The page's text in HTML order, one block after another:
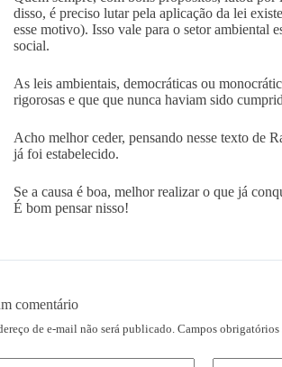
disso, é preciso lutar pela aplicação da lei
esse motivo). Isso vale para o setor ambiental
social.
As leis ambientais, democráticas ou
rigorosas e que que nunca haviam sido
Acho melhor ceder, pensando nesse texto de
já foi estabelecido.
Se a causa é boa, melhor realizar o que já
É bom pensar nisso!
comentário
de e-mail não será publicado. Campos obrigatórios